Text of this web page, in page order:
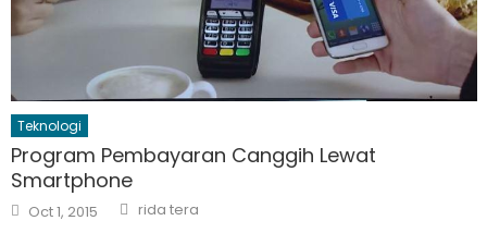
Teknologi
Program Pembayaran Canggih Lewat
Smartphone
Posted
on
Oct 1, 2015 Author
rida tera